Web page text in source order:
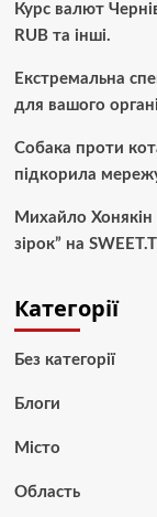
Курс валют
RUB та інші.
Екстремальна
для вашого
Собака проти
підкорила
Михайло
зірок” на
Категорії
Без категорії
Блоги
Місто
Область